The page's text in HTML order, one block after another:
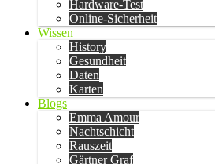
Hardware-Test
Online-Sicherheit
Wissen
History
Gesundheit
Daten
Karten
Blogs
Emma Amour
Nachtschicht
Rauszeit
Gärtner Graf